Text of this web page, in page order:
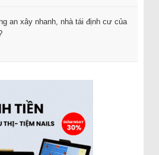
an xây nhanh, nhà tái định cư của